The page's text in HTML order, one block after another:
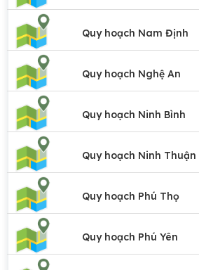
Quy hoạch Nam Định
Quy hoạch Nghệ An
Quy hoạch Ninh Bình
Quy hoạch Ninh Thuận
Quy hoạch Phú Thọ
Quy hoạch Phú Yên